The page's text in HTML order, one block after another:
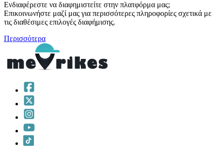
Ενδιαφέρεστε να διαφημιστείτε στην πλατφόρμα μας;
Επικοινωνήστε μαζί μας για περισσότερες πληροφορίες σχετικά με
τις διαθέσιμες επιλογές διαφήμισης.
Περισσότερα